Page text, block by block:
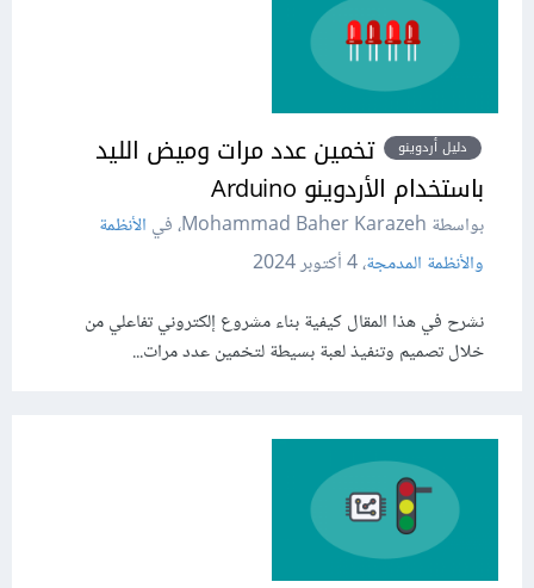
دليل أردوينو
تخمين عدد مرات وميض الليد
باستخدام الأردوينو Arduino
بواسطة Mohammad Baher Karazeh، في
الأنظمة
والأنظمة المدمجة،4 أكتوبر 2024
نشرح في هذا المقال كيفية بناء مشروع إلكتروني تفاعلي من
خلال تصميم وتنفيذ لعبة بسيطة لتخمين عدد مرات...